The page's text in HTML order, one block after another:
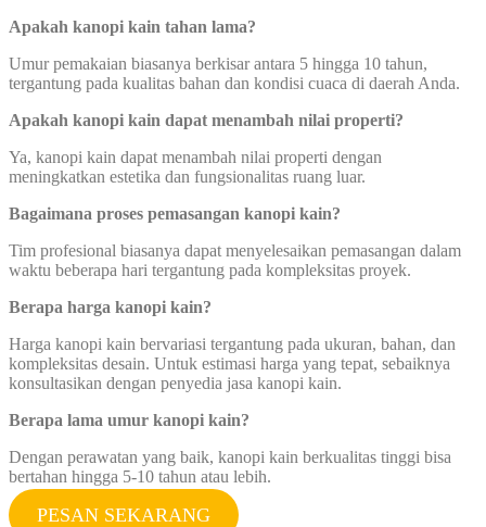
Apakah kanopi kain tahan lama?
Umur pemakaian biasanya berkisar antara 5 hingga 10 tahun,
tergantung pada kualitas bahan dan kondisi cuaca di daerah Anda.
Apakah kanopi kain dapat menambah nilai properti?
Ya, kanopi kain dapat menambah nilai properti dengan
meningkatkan estetika dan fungsionalitas ruang luar.
Bagaimana proses pemasangan kanopi kain?
Tim profesional biasanya dapat menyelesaikan pemasangan dalam
waktu beberapa hari tergantung pada kompleksitas proyek.
Berapa harga kanopi kain?
Harga kanopi kain bervariasi tergantung pada ukuran, bahan, dan
kompleksitas desain. Untuk estimasi harga yang tepat, sebaiknya
konsultasikan dengan penyedia jasa kanopi kain.
Berapa lama umur kanopi kain?
Dengan perawatan yang baik, kanopi kain berkualitas tinggi bisa
bertahan hingga 5-10 tahun atau lebih.
PESAN SEKARANG